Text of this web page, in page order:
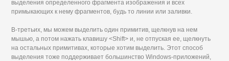
выделения определенного фрагмента изображения и всех
примыкающих к нему фрагментов, будь то линии или заливки.
В-третьих, мы можем выделить один примитив, щелкнув на нем
мышью, а потом нажать клавишу <Shift> и, не отпуская ее, щелкнуть
на остальных примитивах, которые хотим выделить. Этот способ
выделения тоже поддерживает большинство Windows-приложений,